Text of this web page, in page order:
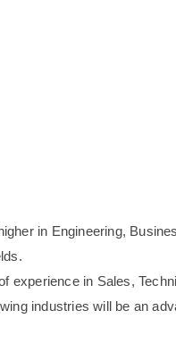
in Engineering,
experience in Sales,
industries will be an